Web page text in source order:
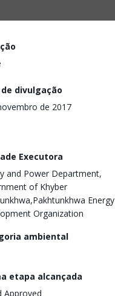
divulgação
de 2017
Executora
and Power Department,
of Khyber
Energy
Organization
ambiental
etapa alcançada
Approved